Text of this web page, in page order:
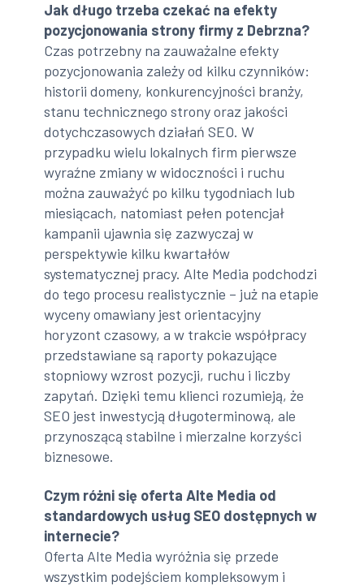
Jak długo trzeba czekać na efekty
pozycjonowania strony firmy z Debrzna?
Czas potrzebny na zauważalne efekty
pozycjonowania zależy od kilku czynników:
historii domeny, konkurencyjności branży,
stanu technicznego strony oraz jakości
dotychczasowych działań SEO. W
przypadku wielu lokalnych firm pierwsze
wyraźne zmiany w widoczności i ruchu
można zauważyć po kilku tygodniach lub
miesiącach, natomiast pełen potencjał
kampanii ujawnia się zazwyczaj w
perspektywie kilku kwartałów
systematycznej pracy. Alte Media podchodzi
do tego procesu realistycznie – już na etapie
wyceny omawiany jest orientacyjny
horyzont czasowy, a w trakcie współpracy
przedstawiane są raporty pokazujące
stopniowy wzrost pozycji, ruchu i liczby
zapytań. Dzięki temu klienci rozumieją, że
SEO jest inwestycją długoterminową, ale
przynoszącą stabilne i mierzalne korzyści
biznesowe.
Czym różni się oferta Alte Media od
standardowych usług SEO dostępnych w
internecie?
Oferta Alte Media wyróżnia się przede
wszystkim podejściem kompleksowym i